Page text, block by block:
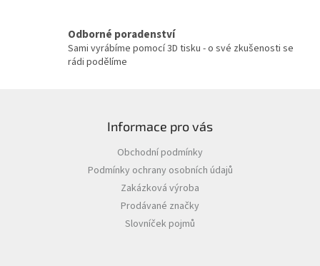
p
i
Odborné poradenství
Sami vyrábíme pomocí 3D tisku - o své zkušenosti se
rádi podělíme
Informace pro vás
Obchodní podmínky
Podmínky ochrany osobních údajů
Zakázková výroba
Prodávané značky
Slovníček pojmů